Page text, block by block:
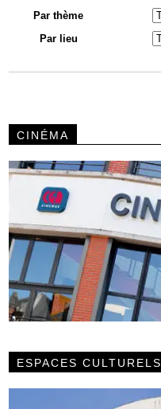
Par thème
Par lieu
CINÉMA
ESPACES CULTURELS